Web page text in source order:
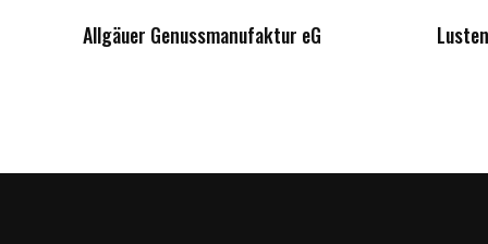
Allgäuer Genussmanufaktur eG